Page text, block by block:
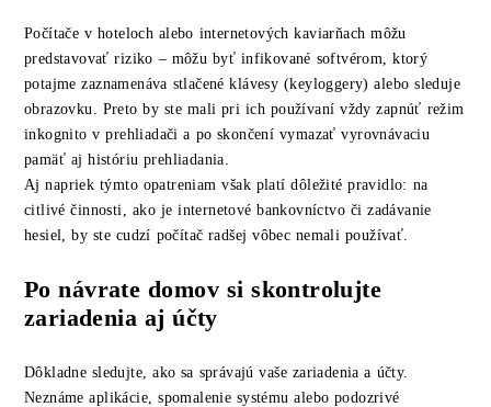
Počítače v hoteloch alebo internetových kaviarňach môžu
predstavovať riziko – môžu byť infikované softvérom, ktorý
potajme zaznamenáva stlačené klávesy (keyloggery) alebo sleduje
obrazovku. Preto by ste mali pri ich používaní vždy zapnúť režim
inkognito v prehliadači a po skončení vymazať vyrovnávaciu
pamäť aj históriu prehliadania.
Aj napriek týmto opatreniam však platí dôležité pravidlo: na
citlivé činnosti, ako je internetové bankovníctvo či zadávanie
hesiel, by ste cudzí počítač radšej vôbec nemali používať.
Po návrate domov si skontrolujte
zariadenia aj účty
Dôkladne sledujte, ako sa správajú vaše zariadenia a účty.
Neznáme aplikácie, spomalenie systému alebo podozrivé